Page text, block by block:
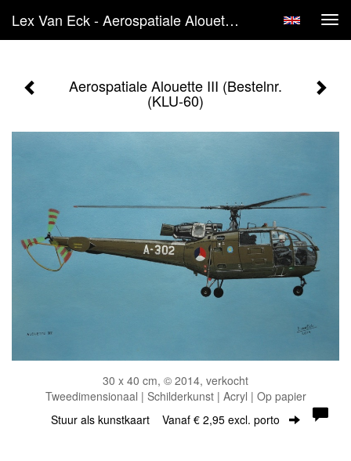
Lex Van Eck - Aerospatiale Alouette III (Bestelnr. (KLU-60)
Aerospatiale Alouette III (Bestelnr.
(KLU-60)
30 x 40 cm, © 2014, verkocht
Tweedimensionaal | Schilderkunst | Acryl | Op papier
Stuur als kunstkaart Vanaf € 2,95 excl. porto